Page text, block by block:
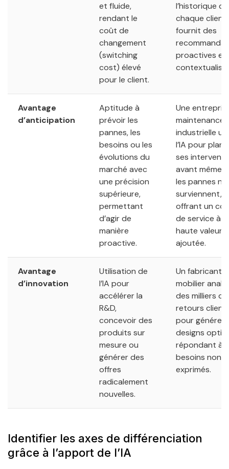
et fluide,
rendant le
coût de
changement
(switching
cost) élevé
pour le client.
l’historique de
chaque client
fournit des
proactives et
Avantage
d’anticipation
Aptitude à
prévoir les
pannes, les
besoins ou les
évolutions du
marché avec
une précision
supérieure,
permettant
d’agir de
manière
proactive.
Une
maintenance
industrielle
l’IA pour
ses
avant même
les pannes ne
surviennent,
offrant un
de service à
haute valeur
ajoutée.
Avantage
d’innovation
Utilisation de
l’IA pour
accélérer la
R&D,
concevoir des
produits sur
mesure ou
générer des
offres
radicalement
nouvelles.
Un fabricant
mobilier
des milliers de
retours
pour générer
designs
répondant à
besoins non
exprimés.
Identifier les axes de différenciation
grâce à l’apport de l’IA